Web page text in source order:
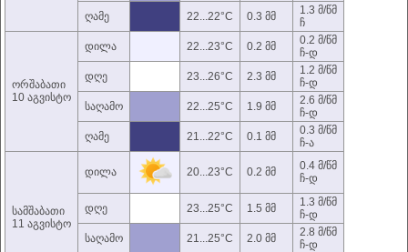
ღამე
22...22°C 0.3 მმ
1.3 მ/წმ
ჩ
ორშაბათი
10 აგვისტო
დილა 22...23°C 0.2 მმ
0.2 მ/წმ
ჩ-დ
დღე
23...26°C 2.3 მმ
1.2 მ/წმ
ჩ-დ
საღამო
22...25°C 1.9 მმ
2.6 მ/წმ
ჩ-დ
ღამე
21...22°C 0.1 მმ
0.3 მ/წმ
ჩ-ა
სამშაბათი
11 აგვისტო
დილა 20...23°C 0.2 მმ
0.4 მ/წმ
ჩ-დ
დღე 23...25°C 1.5 მმ
1.3 მ/წმ
ჩ-დ
საღამო
21...25°C 2.0 მმ
2.8 მ/წმ
ჩ-დ